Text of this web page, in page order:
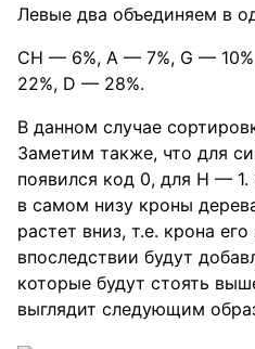
Левые два объединяем в
CH — 6%, A — 7%, G —
22%, D — 28%.
В данном случае
Заметим также, что для
появился код 0, для H —
в самом низу кроны
растет вниз, т.е. крона
впоследствии будут
которые будут стоять
выглядит следующим